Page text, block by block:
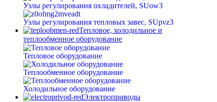
Узлы регулирования охладителей, SUow3
Узлы регулирования тепловых завес, SUpvz3
Тепловое, холодильное и
теплообменное оборудование
Тепловое оборудование
Теплообменное оборудование
Холодильное оборудование
Электроприводы